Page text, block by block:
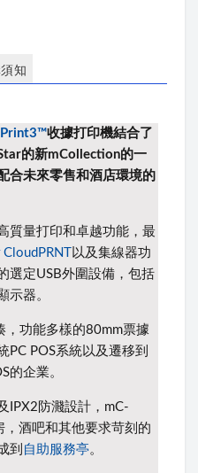
知
收據打印機結合了
的新mCollection的一
合未來零售和酒店環境的
質量打印和卓越功能，最
CloudPRNT
以及集線器功
選定USB外圍設備，包括
示器。
，功能多樣的80mm票據
PC POS系統以及遷移到
的企業。
IPX2防濺設計，mC-
酒吧和其他要求苛刻的
到 自助服務亭。